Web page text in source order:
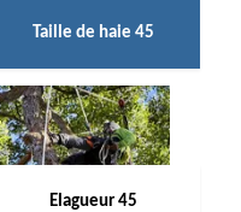
Taille de haie 45
Elagueur 45